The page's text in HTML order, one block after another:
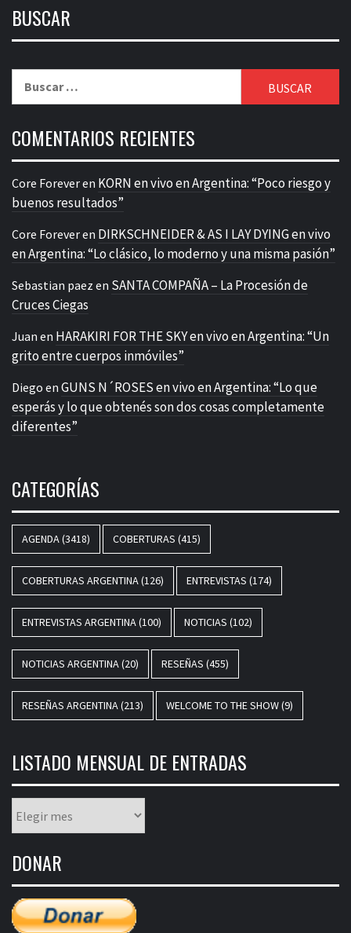
BUSCAR
COMENTARIOS RECIENTES
Core Foreveren KORN en vivo en Argentina: “Poco riesgo y
buenos resultados”
Core Foreveren DIRKSCHNEIDER & AS I LAY DYING en vivo
en Argentina: “Lo clásico, lo moderno y una misma pasión”
Sebastian paez en SANTA COMPAÑA – La Procesión de
Cruces Ciegas
Juan en HARAKIRI FOR THE SKY en vivo en Argentina: “Un
grito entre cuerpos inmóviles”
Diego en GUNS N´ROSES en vivo en Argentina: “Lo que
esperás y lo que obtenés son dos cosas completamente
diferentes”
CATEGORÍAS
AGENDA(3418) COBERTURAS (415)
COBERTURAS ARGENTINA(126) ENTREVISTAS (174)
ENTREVISTAS ARGENTINA(100) NOTICIAS (102)
NOTICIAS ARGENTINA(20) RESEÑAS (455)
RESEÑAS ARGENTINA(213) WELCOME TO THE SHOW(9)
LISTADO MENSUAL DE ENTRADAS
mensual
entradas
DONAR